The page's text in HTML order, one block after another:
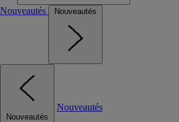
Nouveautés Nouveautés
Nouveautés
Nouveautés